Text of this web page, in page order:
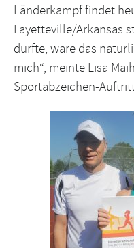
Länderkampf findet
Fayetteville/Arkansas
dürfte, wäre das
mich“, meinte Lisa
Sportabzeichen-